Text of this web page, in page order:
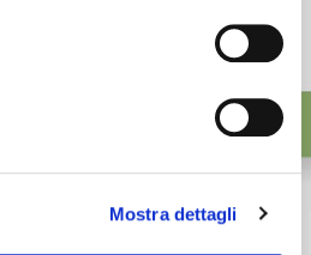
Mostra dettagli